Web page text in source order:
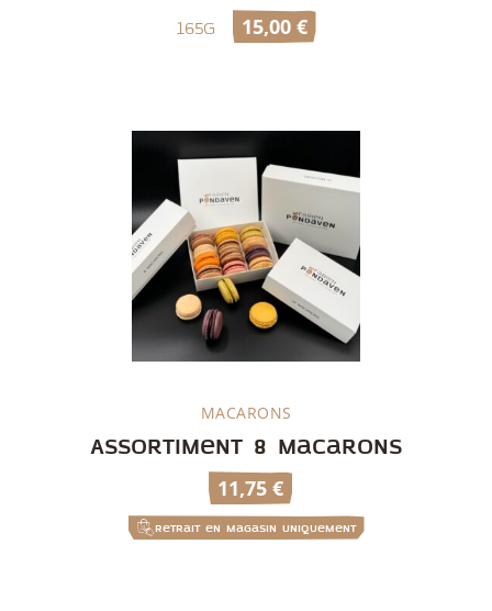
165g 15,00 €
Découvrir
Assortiment 8 macarons
MACARONS
11,75 €
Retrait en magasin uniquement